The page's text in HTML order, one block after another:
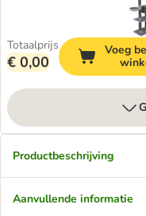
Totaalprijs
€ 0,00
Voeg
Productbeschrijving
Aanvullende informatie